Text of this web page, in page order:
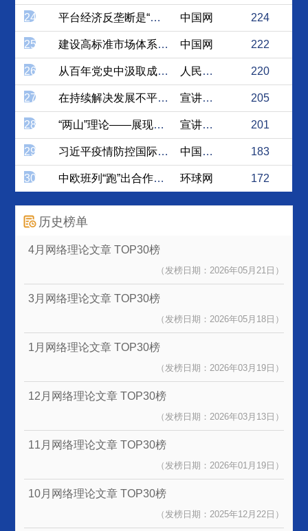
24 平台经济反垄断是“开笼”，... 中国网 224
25 建设高标准市场体系 加快构... 中国网 222
26 从百年党史中汲取成长“三力” 人民论坛网 220
27 在持续解决发展不平衡不充分... 宣讲家网 205
28 “两山”理论——展现全球生... 宣讲家网 201
29 习近平疫情防控国际合作战略... 中国社会科学网 183
30 中欧班列“跑”出合作共赢 ... 环球网 172
历史榜单
4月网络理论文章 TOP30榜
（发榜日期：2026年05月21日）
3月网络理论文章 TOP30榜
（发榜日期：2026年05月18日）
1月网络理论文章 TOP30榜
（发榜日期：2026年03月19日）
12月网络理论文章 TOP30榜
（发榜日期：2026年03月13日）
11月网络理论文章 TOP30榜
（发榜日期：2026年01月19日）
10月网络理论文章 TOP30榜
（发榜日期：2025年12月22日）